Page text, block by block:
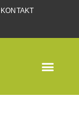
KONTAKT